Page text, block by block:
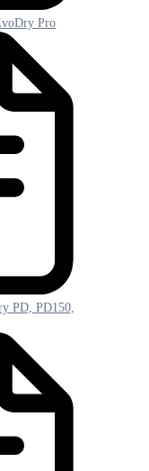
Pro
PD, PD150,